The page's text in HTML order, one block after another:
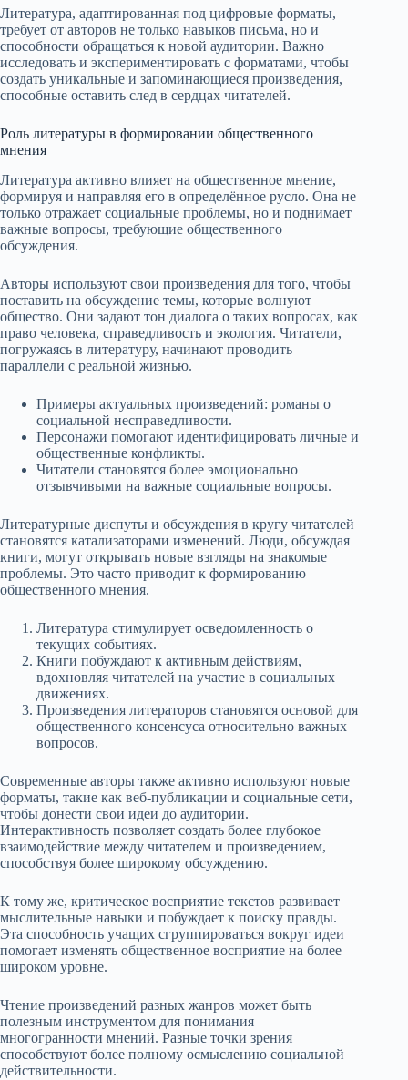
Литература, адаптированная под цифровые форматы,
требует от авторов не только навыков письма, но и
способности обращаться к новой аудитории. Важно
исследовать и экспериментировать с форматами, чтобы
создать уникальные и запоминающиеся произведения,
способные оставить след в сердцах читателей.
Роль литературы в формировании общественного
мнения
Литература активно влияет на общественное мнение,
формируя и направляя его в определённое русло. Она не
только отражает социальные проблемы, но и поднимает
важные вопросы, требующие общественного
обсуждения.
Авторы используют свои произведения для того, чтобы
поставить на обсуждение темы, которые волнуют
общество. Они задают тон диалога о таких вопросах, как
право человека, справедливость и экология. Читатели,
погружаясь в литературу, начинают проводить
параллели с реальной жизнью.
Примеры актуальных произведений: романы о
социальной несправедливости.
Персонажи помогают идентифицировать личные и
общественные конфликты.
Читатели становятся более эмоционально
отзывчивыми на важные социальные вопросы.
Литературные диспуты и обсуждения в кругу читателей
становятся катализаторами изменений. Люди, обсуждая
книги, могут открывать новые взгляды на знакомые
проблемы. Это часто приводит к формированию
общественного мнения.
Литература стимулирует осведомленность о
текущих событиях.
Книги побуждают к активным действиям,
вдохновляя читателей на участие в социальных
движениях.
Произведения литераторов становятся основой для
общественного консенсуса относительно важных
вопросов.
Современные авторы также активно используют новые
форматы, такие как веб-публикации и социальные сети,
чтобы донести свои идеи до аудитории.
Интерактивность позволяет создать более глубокое
взаимодействие между читателем и произведением,
способствуя более широкому обсуждению.
К тому же, критическое восприятие текстов развивает
мыслительные навыки и побуждает к поиску правды.
Эта способность учащих сгруппироваться вокруг идеи
помогает изменять общественное восприятие на более
широком уровне.
Чтение произведений разных жанров может быть
полезным инструментом для понимания
многогранности мнений. Разные точки зрения
способствуют более полному осмыслению социальной
действительности.